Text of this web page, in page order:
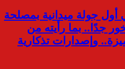
أول جولة ميدانية بمصلحة
جدًا.. بما رأيته من
وإصدارات تذكارية